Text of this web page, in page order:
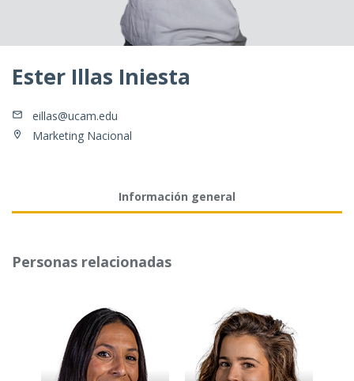
Ester Illas Iniesta
eillas@ucam.edu
Marketing Nacional
Información general
Personas relacionadas